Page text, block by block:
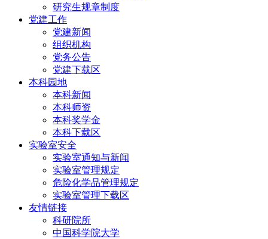
研究生规章制度
党建工作
党建新闻
组织机构
党务公告
党建下载区
本科园地
本科新闻
本科师资
本科奖学金
本科下载区
实验室安全
实验室通知与新闻
实验室管理规定
危险化学品管理规定
实验室管理下载区
友情链接
科研院所
中国科学院大学